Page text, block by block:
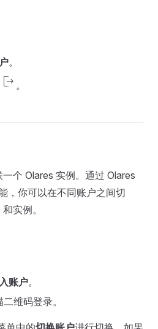
。
logout 。
个 Olares 实例。通过 Olares
，你可以在不同账户之间切
实例。
账户。
维码登录。